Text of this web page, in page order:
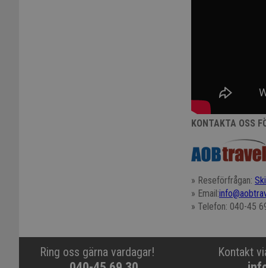
KONTAKTA OSS
» Reseförfrågan:
» Email:
» Telefon: 040-45
Ring oss gärna vardagar! Kontakt